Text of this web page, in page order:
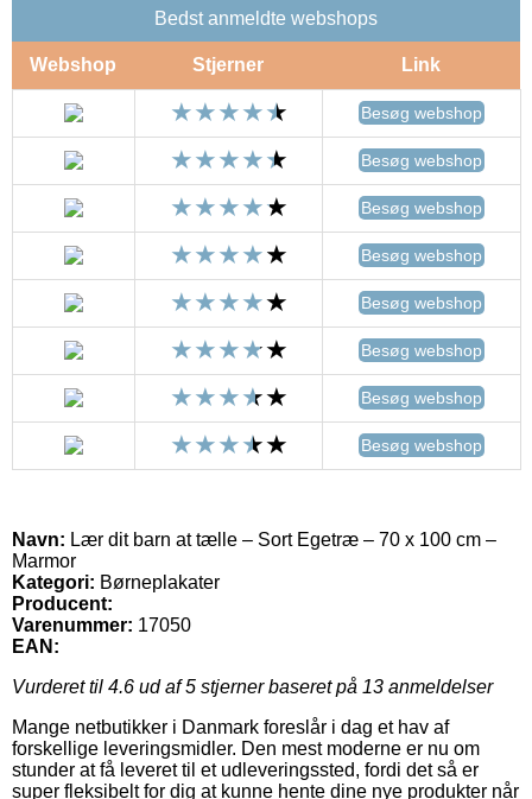
Bedst anmeldte webshops
Webshop Stjerner Link
Besøg webshop
Besøg webshop
Besøg webshop
Besøg webshop
Besøg webshop
Besøg webshop
Besøg webshop
Besøg webshop
Navn: Lær dit barn at tælle – Sort Egetræ – 70 x 100 cm –
Marmor
Kategori: Børneplakater
Producent:
Varenummer: 17050
EAN:
Vurderet til 4.6 ud af 5 stjerner baseret på 13 anmeldelser
Mange netbutikker i Danmark foreslår i dag et hav af
forskellige leveringsmidler. Den mest moderne er nu om
stunder at få leveret til et udleveringssted, fordi det så er
super fleksibelt for dig at kunne hente dine nye produkter når